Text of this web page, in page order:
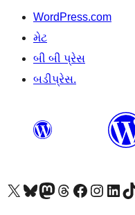
WordPress.com
મેટ
બી બી પ્રેસ
બડીપ્રેસ.
અમારા X (અગાઉ ટ્વિટર) એકાઉન્ટની મુલાકાત લોઅમારા Bluesky એકાઉન્ટની મુલાકાત લોઅમારા માસ્ટોડોન એકાઉન્ટની મુલાકાત લોઅમારા Threads એકાઉન્ટની મુલાકાત લો અમારા ફેસબુક પેજની મુલાકાત લોઅમારા ઇન્સ્ટાગ્રામ એકાઉન્ટની મુલાકાત લો અમારા LinkedIn એકાઉન્ટની મુલાકાત લોઅમારા TikTok